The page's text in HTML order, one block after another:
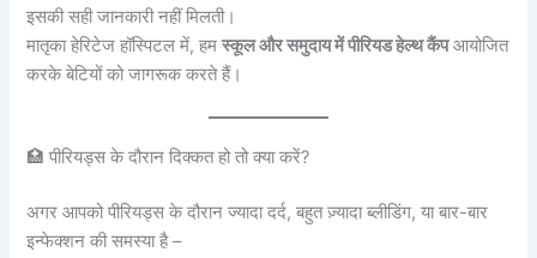
इसकी सही जानकारी नहीं मिलती।
मातृका हेरिटेज हॉस्पिटल में, हमस्कूल और समुदाय में पीरियड हेल्थ कैंपआयोजित
करके बेटियों को जागरूक करते हैं।
🏥 पीरियड्स के दौरान दिक्कत हो तो क्या करें?
अगर आपको पीरियड्स के दौरान ज्यादा दर्द, बहुत ज़्यादा ब्लीडिंग, या बार-बार
इन्फेक्शन की समस्या है –